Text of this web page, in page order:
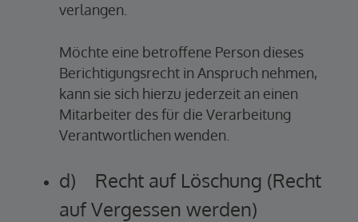
verlangen.
Möchte eine betroffene Person dieses
Berichtigungsrecht in Anspruch nehmen,
kann sie sich hierzu jederzeit an einen
Mitarbeiter des für die Verarbeitung
Verantwortlichen wenden.
d) Recht auf Löschung (Recht
auf Vergessen werden)